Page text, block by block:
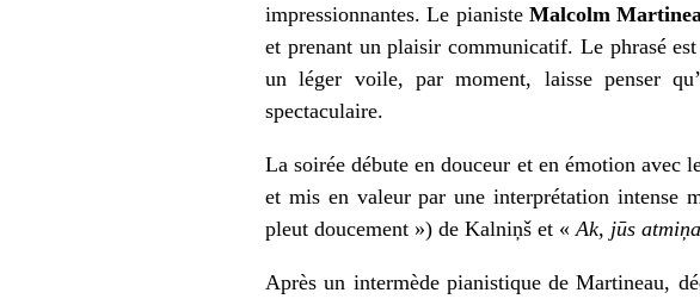
impressionnantes. Le pianiste Malcolm
et prenant un plaisir communicatif. Le phrasé
un léger voile, par moment, laisse penser
spectaculaire.
La soirée débute en douceur et en émotion avec
et mis en valeur par une interprétation intense
pleut doucement ») de Kalniņš et « Ak, jūs
Après un intermède pianistique de Martineau,